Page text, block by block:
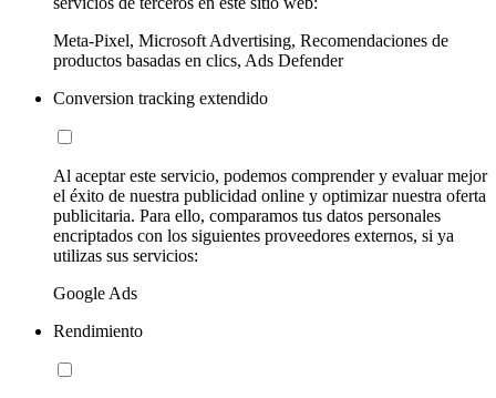
Meta-Pixel, Microsoft Advertising, Recomendaciones de
productos basadas en clics, Ads Defender
Conversion tracking extendido
Al aceptar este servicio, podemos comprender y evaluar mejor
el éxito de nuestra publicidad online y optimizar nuestra oferta
publicitaria. Para ello, comparamos tus datos personales
encriptados con los siguientes proveedores externos, si ya
utilizas sus servicios:
Google Ads
Rendimiento